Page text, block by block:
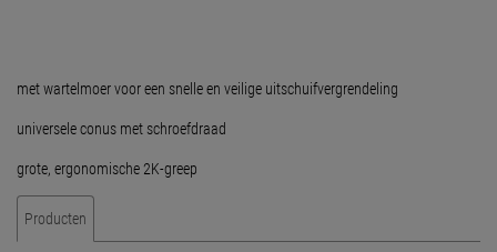
met wartelmoer voor een snelle en veilige uitschuifvergrendeling
universele conus met schroefdraad
grote, ergonomische 2K-greep
Producten